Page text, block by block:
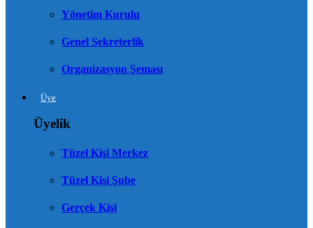
Yönetim Kurulu
Genel Sekreterlik
Organizasyon Şeması
Üye
Üyelik
Tüzel Kişi Merkez
Tüzel Kişi Şube
Gerçek Kişi